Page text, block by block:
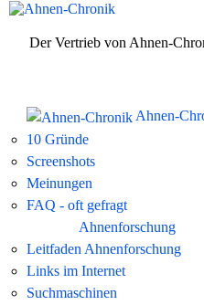
Der Vertrieb von Ahnen-
Ahnen-
10 Gründe
Screenshots
Meinungen
FAQ - oft gefragt
Ahnenforschung
Leitfaden Ahnenforschung
Links im Internet
Suchmaschinen